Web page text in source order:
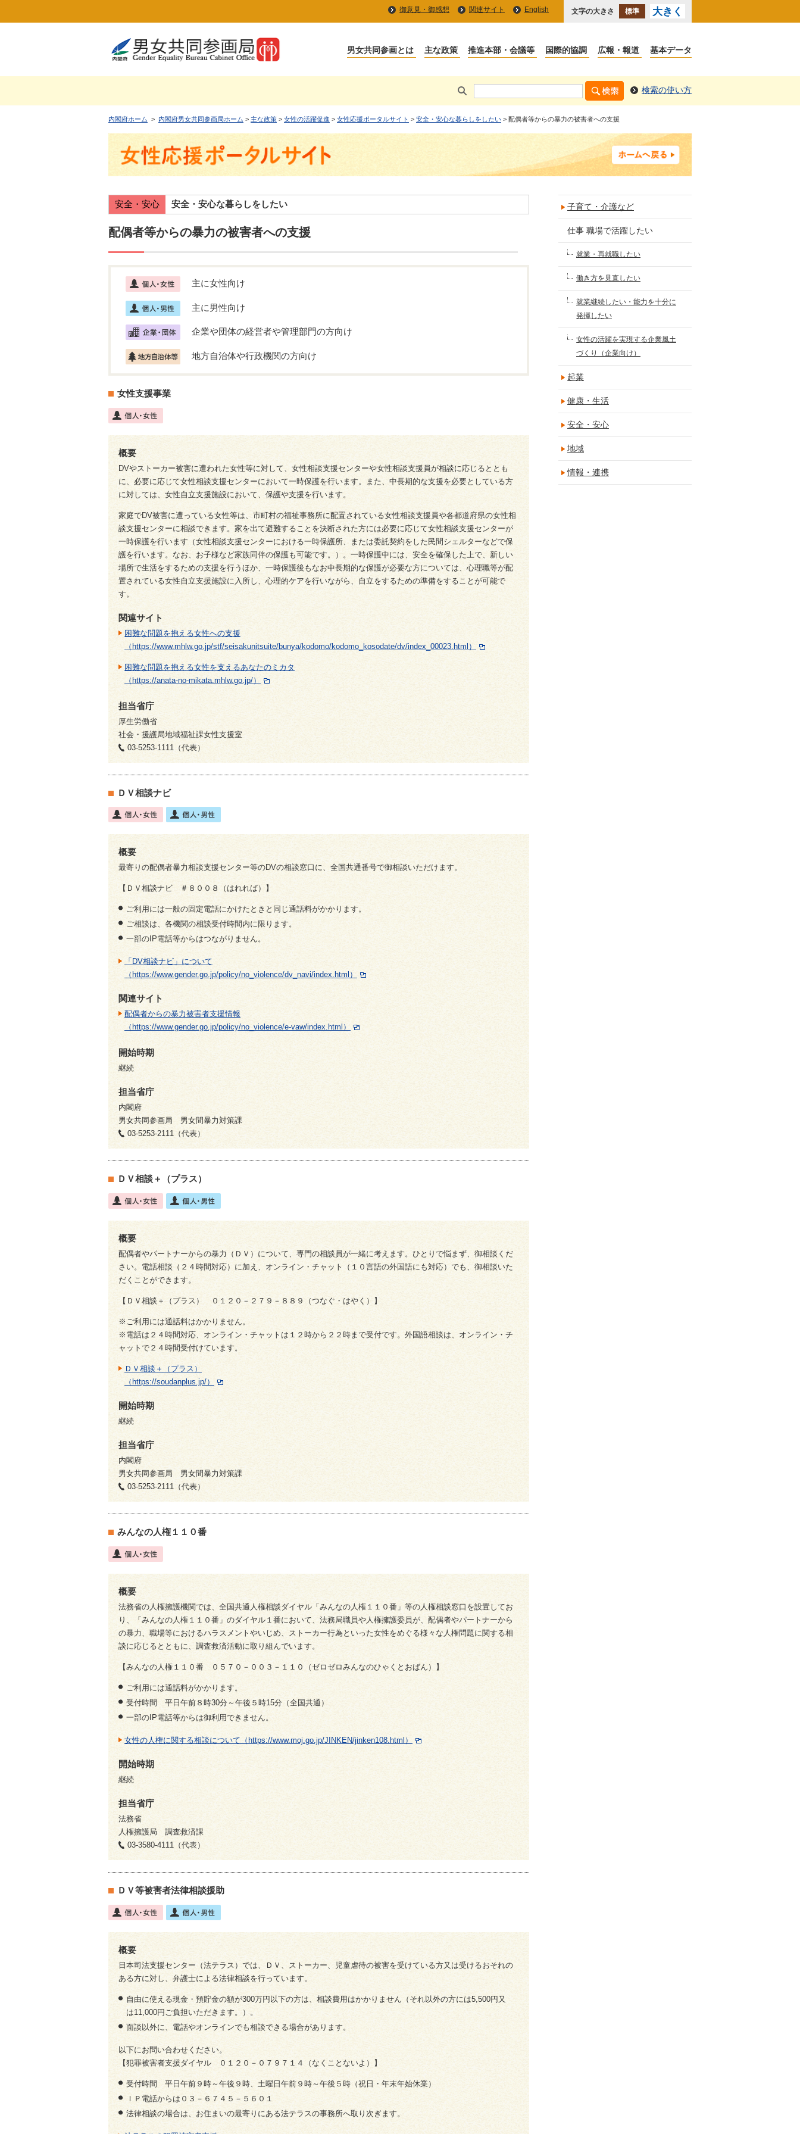
御意見・御感想 関連サイト English 文字の大きさ 標準 大きく
男女共同参画とは 主な政策 推進本部・会議等 国際的協調 広報・報道 基本データ
検索の使い方
内閣府ホーム > 内閣府男女共同参画局ホーム > 主な政策 > 女性の活躍促進 > 女性応援ポータルサイト > 安全・安心な暮らしをしたい > 配偶者等からの暴力の被害者への支援
安全・安心 安全・安心な暮らしをしたい
配偶者等からの暴力の被害者への支援
主に女性向け
主に男性向け
企業や団体の経営者や管理部門の方向け
地方自治体や行政機関の方向け
女性支援事業
概要
DVやストーカー被害に遭われた女性等に対して、女性相談支援センターや女性相談支援員が相談に応じるととも
に、必要に応じて女性相談支援センターにおいて一時保護を行います。また、中長期的な支援を必要としている方
に対しては、女性自立支援施設において、保護や支援を行います。
家庭でDV被害に遭っている女性等は、市町村の福祉事務所に配置されている女性相談支援員や各都道府県の女性相
談支援センターに相談できます。家を出て避難することを決断された方には必要に応じて女性相談支援センターが
一時保護を行います（女性相談支援センターにおける一時保護所、または委託契約をした民間シェルターなどで保
護を行います。なお、お子様など家族同伴の保護も可能です。）。一時保護中には、安全を確保した上で、新しい
場所で生活をするための支援を行うほか、一時保護後もなお中長期的な保護が必要な方については、心理職等が配
置されている女性自立支援施設に入所し、心理的ケアを行いながら、自立をするための準備をすることが可能で
す。
関連サイト
困難な問題を抱える女性への支援
（https://www.mhlw.go.jp/stf/seisakunitsuite/bunya/kodomo/kodomo_kosodate/dv/index_00023.html）
困難な問題を抱える女性を支えるあなたのミカタ
（https://anata-no-mikata.mhlw.go.jp/）
担当省庁
厚生労働省
社会・援護局地域福祉課女性支援室
03-5253-1111（代表）
ＤＶ相談ナビ
概要
最寄りの配偶者暴力相談支援センター等のDVの相談窓口に、全国共通番号で御相談いただけます。
【ＤＶ相談ナビ ＃８００８（はれれば）】
ご利用には一般の固定電話にかけたときと同じ通話料がかかります。
ご相談は、各機関の相談受付時間内に限ります。
一部のIP電話等からはつながりません。
「DV相談ナビ」について
（https://www.gender.go.jp/policy/no_violence/dv_navi/index.html）
関連サイト
配偶者からの暴力被害者支援情報
（https://www.gender.go.jp/policy/no_violence/e-vaw/index.html）
開始時期
継続
担当省庁
内閣府
男女共同参画局 男女間暴力対策課
03-5253-2111（代表）
ＤＶ相談＋（プラス）
概要
配偶者やパートナーからの暴力（ＤＶ）について、専門の相談員が一緒に考えます。ひとりで悩まず、御相談くだ
さい。電話相談（２４時間対応）に加え、オンライン・チャット（１０言語の外国語にも対応）でも、御相談いた
だくことができます。
【ＤＶ相談＋（プラス） ０１２０－２７９－８８９（つなぐ・はやく）】
※ご利用には通話料はかかりません。
※電話は２４時間対応、オンライン・チャットは１２時から２２時まで受付です。外国語相談は、オンライン・チ
ャットで２４時間受付けています。
ＤＶ相談＋（プラス）
（https://soudanplus.jp/）
開始時期
継続
担当省庁
内閣府
男女共同参画局 男女間暴力対策課
03-5253-2111（代表）
みんなの人権１１０番
概要
法務省の人権擁護機関では、全国共通人権相談ダイヤル「みんなの人権１１０番」等の人権相談窓口を設置してお
り、「みんなの人権１１０番」のダイヤル１番において、法務局職員や人権擁護委員が、配偶者やパートナーから
の暴力、職場等におけるハラスメントやいじめ、ストーカー行為といった女性をめぐる様々な人権問題に関する相
談に応じるとともに、調査救済活動に取り組んでいます。
【みんなの人権１１０番 ０５７０－００３－１１０（ゼロゼロみんなのひゃくとおばん）】
ご利用には通話料がかかります。
受付時間 平日午前８時30分～午後５時15分（全国共通）
一部のIP電話等からは御利用できません。
女性の人権に関する相談について（https://www.moj.go.jp/JINKEN/jinken108.html）
開始時期
継続
担当省庁
法務省
人権擁護局 調査救済課
03-3580-4111（代表）
ＤＶ等被害者法律相談援助
概要
日本司法支援センター（法テラス）では、ＤＶ、ストーカー、児童虐待の被害を受けている方又は受けるおそれの
ある方に対し、弁護士による法律相談を行っています。
自由に使える現金・預貯金の額が300万円以下の方は、相談費用はかかりません（それ以外の方には5,500円又
は11,000円ご負担いただきます。）。
面談以外に、電話やオンラインでも相談できる場合があります。
以下にお問い合わせください。
【犯罪被害者支援ダイヤル ０１２０－０７９７１４（なくことないよ）】
受付時間 平日午前９時～午後９時、土曜日午前９時～午後５時（祝日・年末年始休業）
ＩＰ電話からは０３－６７４５－５６０１
法律相談の場合は、お住まいの最寄りにある法テラスの事務所へ取り次ぎます。
子育て・介護など
仕事 職場で活躍したい
就業・再就職したい
働き方を見直したい
就業継続したい・能力を十分に
発揮したい
女性の活躍を実現する企業風土
づくり（企業向け）
起業
健康・生活
安全・安心
地域
情報・連携